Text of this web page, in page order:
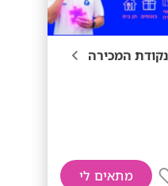
המכירה
מתאים לי